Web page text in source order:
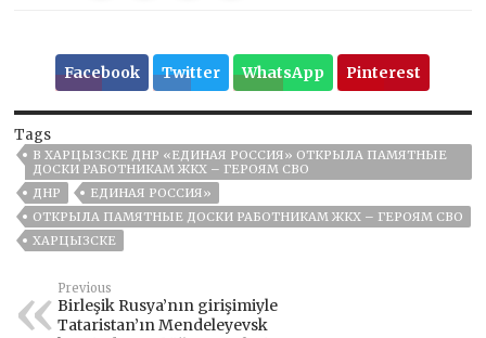
Facebook Twitter WhatsApp Pinterest
Tags
В ХАРЦЫЗСКЕ ДНР «ЕДИНАЯ РОССИЯ» ОТКРЫЛА ПАМЯТНЫЕ
ДОСКИ РАБОТНИКАМ ЖКХ – ГЕРОЯМ СВО
ДНР
ЕДИНАЯ РОССИЯ»
ОТКРЫЛА ПАМЯТНЫЕ ДОСКИ РАБОТНИКАМ ЖКХ – ГЕРОЯМ СВО
ХАРЦЫЗСКЕ
Previous
Birleşik Rusya’nın girişimiyle
Tataristan’ın Mendeleyevsk